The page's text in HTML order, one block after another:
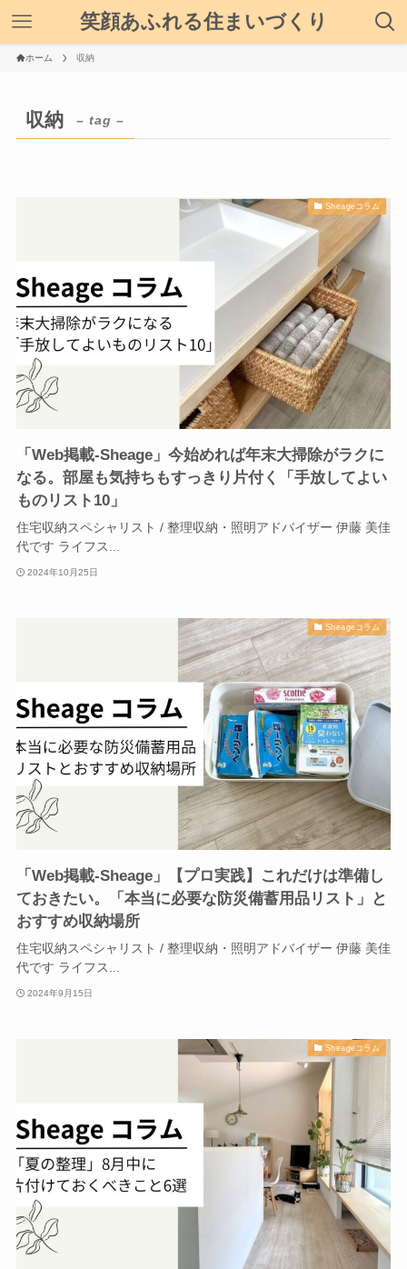
笑顔あふれる住まいづくり
ホーム 収納
収納 – tag –
Sheageコラム
「Web掲載-Sheage」今始めれば年末大掃除がラクに
なる。部屋も気持ちもすっきり片付く「手放してよい
ものリスト10」
住宅収納スペシャリスト / 整理収納・照明アドバイザー 伊藤 美佳
代です ライフス...
2024年10月25日
Sheageコラム
「Web掲載-Sheage」【プロ実践】これだけは準備し
ておきたい。「本当に必要な防災備蓄用品リスト」と
おすすめ収納場所
住宅収納スペシャリスト / 整理収納・照明アドバイザー 伊藤 美佳
代です ライフス...
2024年9月15日
Sheageコラム